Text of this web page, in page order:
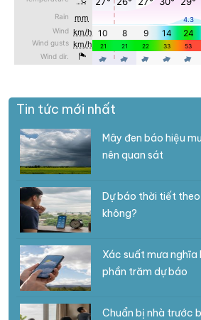
Tin tức mới nhất
Mây đen báo hiệu
nên quan sát
Dự báo thời tiết
không?
Xác suất mưa
phần trăm dự báo
Chuẩn bị nhà trước